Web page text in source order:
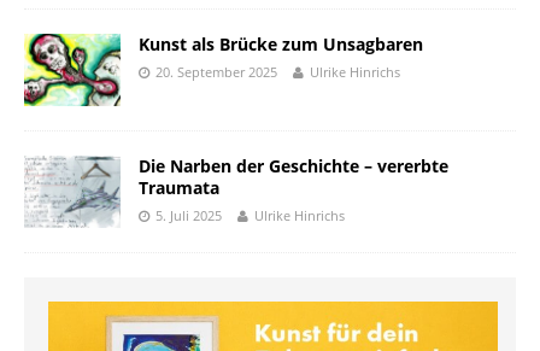
Kunst als Brücke zum Unsagbaren
20. September 2025 Ulrike Hinrichs
Die Narben der Geschichte – vererbte
Traumata
5. Juli 2025 Ulrike Hinrichs